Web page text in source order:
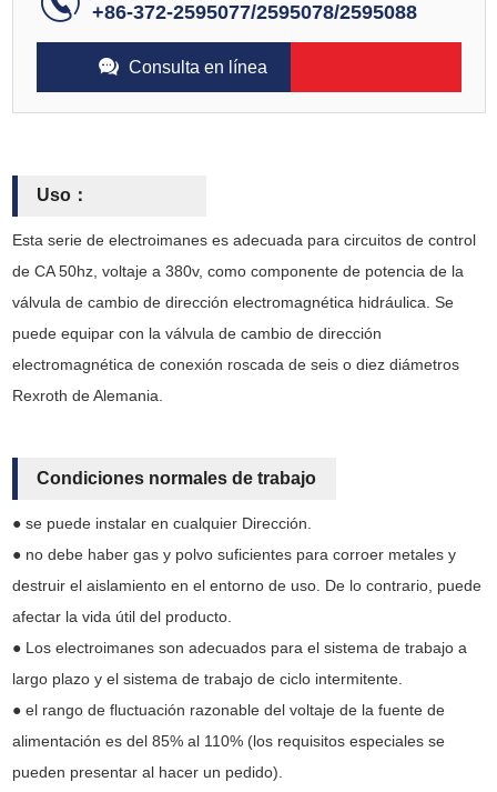
+86-372-2595077/2595078/2595088
Consulta en línea
Uso：
Esta serie de electroimanes es adecuada para circuitos de control
de CA 50hz, voltaje a 380v, como componente de potencia de la
válvula de cambio de dirección electromagnética hidráulica. Se
puede equipar con la válvula de cambio de dirección
electromagnética de conexión roscada de seis o diez diámetros
Rexroth de Alemania.
Condiciones normales de trabajo
● se puede instalar en cualquier Dirección.
● no debe haber gas y polvo suficientes para corroer metales y
destruir el aislamiento en el entorno de uso. De lo contrario, puede
afectar la vida útil del producto.
● Los electroimanes son adecuados para el sistema de trabajo a
largo plazo y el sistema de trabajo de ciclo intermitente.
● el rango de fluctuación razonable del voltaje de la fuente de
alimentación es del 85% al 110% (los requisitos especiales se
pueden presentar al hacer un pedido).